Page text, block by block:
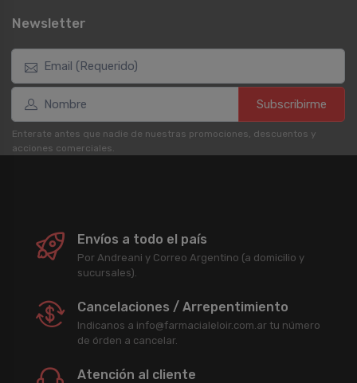
Newsletter
Subscribirme
Enterate antes que nadie de nuestras promociones, descuentos y
acciones comerciales.
Envíos a todo el país
Por Andreani y Correo Argentino (a domicilio y
sucursales).
Cancelaciones / Arrepentimiento
Indicanos a info@farmacialeloir.com.ar tu número
de órden a cancelar.
Atención al cliente